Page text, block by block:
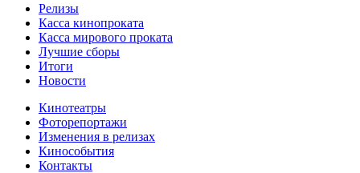
Релизы
Касса кинопроката
Касса мирового проката
Лучшие сборы
Итоги
Новости
Кинотеатры
Фоторепортажи
Изменения в релизах
Кинособытия
Контакты